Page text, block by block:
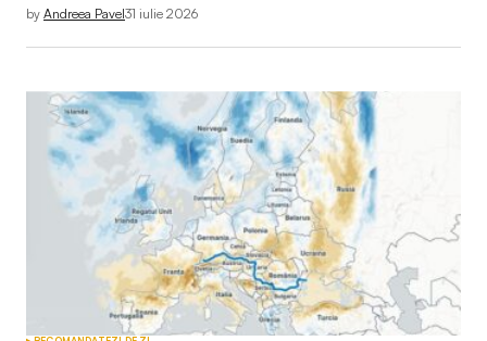
by Andreea Pavel31 iulie 2026